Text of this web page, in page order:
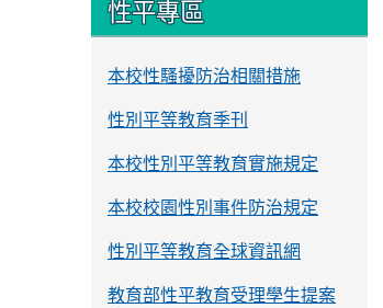
性平專區
本校性騷擾防治相關措施
性別平等教育季刊
本校性別平等教育實施規定
本校校園性別事件防治規定
性別平等教育全球資訊網
教育部性平教育受理學生提案